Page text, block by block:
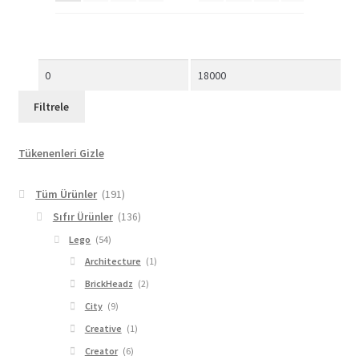
En
En
Filtrele
Tükenenleri Gizle
Tüm Ürünler (191)
Sıfır Ürünler (136)
Lego (54)
Architecture (1)
BrickHeadz (2)
City (9)
Creative (1)
Creator (6)